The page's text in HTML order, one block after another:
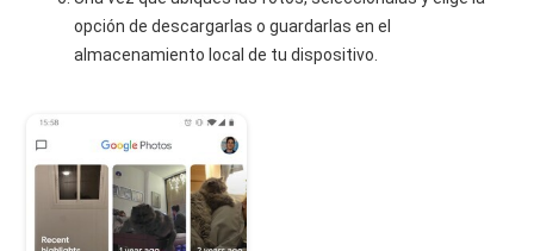
opción de descargarlas o guardarlas en el
almacenamiento local de tu dispositivo.